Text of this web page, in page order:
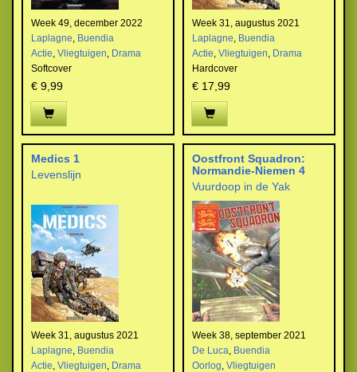
Week 49, december 2022
Laplagne, Buendia
Actie, Vliegtuigen, Drama
Softcover
€ 9,99
Week 31, augustus 2021
Laplagne, Buendia
Actie, Vliegtuigen, Drama
Hardcover
€ 17,99
Medics 1
Levenslijn
Week 31, augustus 2021
Laplagne, Buendia
Actie, Vliegtuigen, Drama
Oostfront Squadron:
Normandie-Niemen 4
Vuurdoop in de Yak
Week 38, september 2021
De Luca, Buendia
Oorlog, Vliegtuigen